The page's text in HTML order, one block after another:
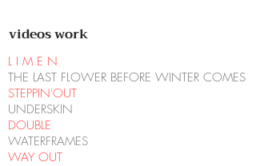
videos work
L I M E N
THE LAST FLOWER BEFORE WINTER COMES
STEPPIN'OUT
UNDERSKIN
DOUBLE
WATERFRAMES
WAY OUT